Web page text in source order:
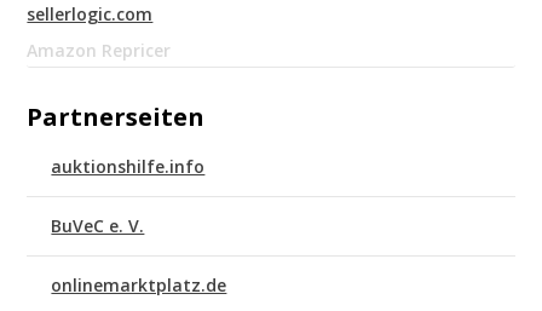
sellerlogic.com
Amazon Repricer
Partnerseiten
auktionshilfe.info
BuVeC e. V.
onlinemarktplatz.de